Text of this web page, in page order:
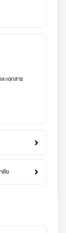
ะเอกสาร
ลัย